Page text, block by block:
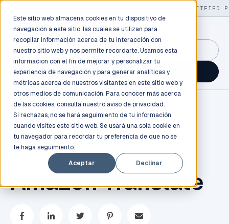
Este sitio web almacena cookies en tu dispositivo de
navegación a este sitio, las cuales se utilizan para
recopilar información acerca de tu interacción con
nuestro sitio web y nos permite recordarte. Usamos esta
información con el fin de mejorar y personalizar tu
experiencia de navegación y para generar analíticas y
métricas acerca de nuestros visitantes en este sitio web y
otros medios de comunicación. Para conocer más acerca
de las cookies, consulta nuestro aviso de privacidad.
Si rechazas, no se hará seguimiento de tu información
cuando visites este sitio web. Se usará una sola cookie en
tu navegador para recordar tu preferencia de que no se
te haga seguimiento.
Aceptar
Declinar
130+ CERTIFIED
GuidancePlex →
Talk to an engineer →
CLOUD COMPUTING
Amazon Translate